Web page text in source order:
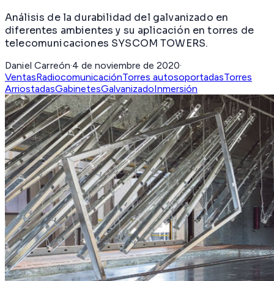
Análisis de la durabilidad del galvanizado en
diferentes ambientes y su aplicación en torres de
telecomunicaciones SYSCOM TOWERS.
Daniel Carreón·4 de noviembre de 2020·
VentasRadiocomunicaciónTorres autosoportadasTorres
ArriostadasGabinetesGalvanizadoInmersión